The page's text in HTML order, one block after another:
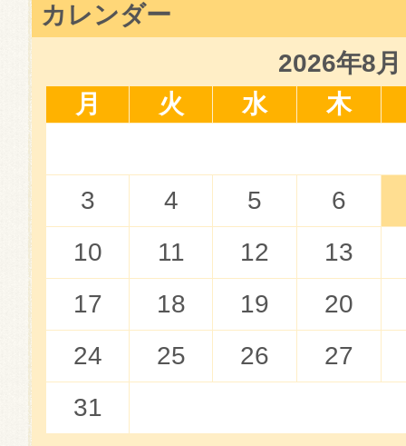
カレンダー
2026年8月
月
火 水 木
3 4 5
6
10
11 12
13
17
18 19
20
24
25 26
27
31